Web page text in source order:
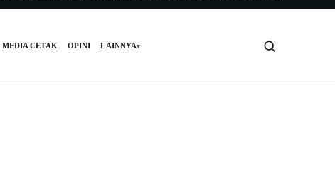
MEDIA CETAK OPINI LAINNYA▾